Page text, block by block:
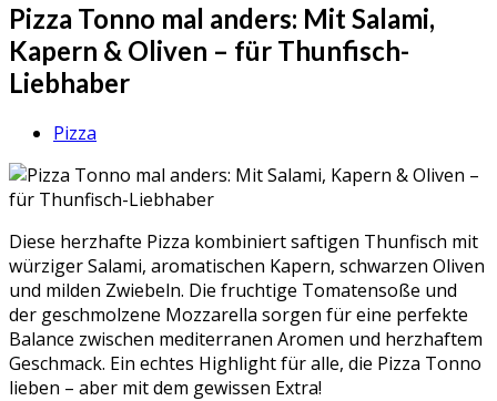
Pizza Tonno mal anders: Mit Salami,
Kapern & Oliven – für Thunfisch-
Liebhaber
Pizza
Diese herzhafte Pizza kombiniert saftigen Thunfisch mit
würziger Salami, aromatischen Kapern, schwarzen Oliven
und milden Zwiebeln. Die fruchtige Tomatensoße und
der geschmolzene Mozzarella sorgen für eine perfekte
Balance zwischen mediterranen Aromen und herzhaftem
Geschmack. Ein echtes Highlight für alle, die Pizza Tonno
lieben – aber mit dem gewissen Extra!